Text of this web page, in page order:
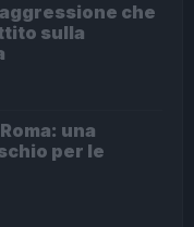
che
sulla
una
per le